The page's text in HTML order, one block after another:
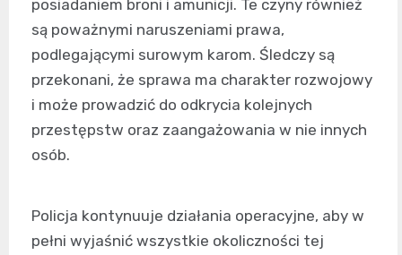
posiadaniem broni i amunicji. Te czyny również
są poważnymi naruszeniami prawa,
podlegającymi surowym karom. Śledczy są
przekonani, że sprawa ma charakter rozwojowy
i może prowadzić do odkrycia kolejnych
przestępstw oraz zaangażowania w nie innych
osób.
Policja kontynuuje działania operacyjne, aby w
pełni wyjaśnić wszystkie okoliczności tej